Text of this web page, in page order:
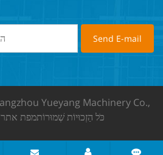
כֹּל הַזְכוּיוֹת שְׁמוּרוֹתמפת אתר